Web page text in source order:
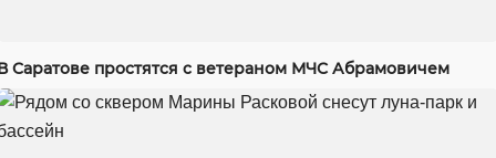
Саратове простятся с ветераном МЧС Абрамовичем